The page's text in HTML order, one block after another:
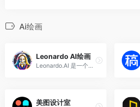
Ai绘画
Leonardo AI绘画
Leonardo.AI 是一个强大的AI艺术绘画在线免费生成平台
美图设计室